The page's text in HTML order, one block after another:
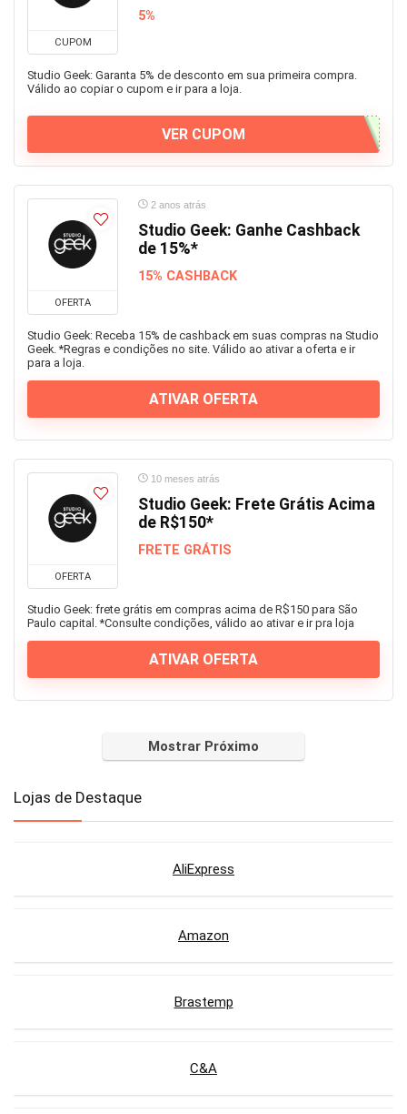
CUPOM
5%
Studio Geek: Garanta 5% de desconto em sua primeira compra.
Válido ao copiar o cupom e ir para a loja.
VER CUPOM
OFERTA
2 anos atrás
Studio Geek: Ganhe Cashback
de 15%*
15% CASHBACK
Studio Geek: Receba 15% de cashback em suas compras na Studio
Geek. *Regras e condições no site. Válido ao ativar a oferta e ir
para a loja.
ATIVAR OFERTA
OFERTA
10 meses atrás
Studio Geek: Frete Grátis Acima
de R$150*
FRETE GRÁTIS
Studio Geek: frete grátis em compras acima de R$150 para São
Paulo capital. *Consulte condições, válido ao ativar e ir pra loja
ATIVAR OFERTA
Mostrar Próximo
Lojas de Destaque
AliExpress
Amazon
Brastemp
C&A